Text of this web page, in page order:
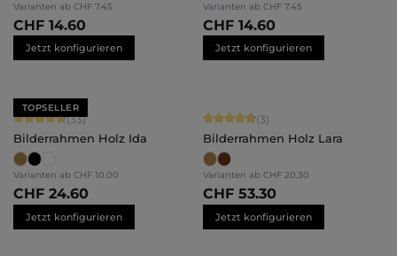
Varianten ab CHF 7.45
CHF 14.60
Jetzt konfigurieren
Varianten ab CHF 7.45
CHF 14.60
Jetzt konfigurieren
TOPSELLER
Durchschnittliche Bewertung von 4.79 von 5 Sternen
(33)
Bilderrahmen Holz Ida
Varianten ab CHF 10.00
CHF 24.60
Jetzt konfigurieren
Durchschnittliche Bewertung von
(3)
Bilderrahmen Holz Lara
Varianten ab CHF 20.30
CHF 53.30
Jetzt konfigurieren